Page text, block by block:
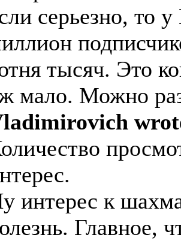
серьезно, то
тысяч. Это
мало. Можно
интерес к
Главное,